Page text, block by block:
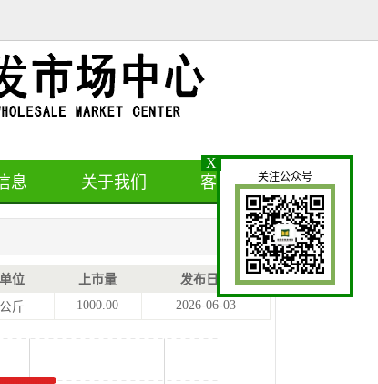
息 关于我们 客户留言
单位 上市量
发布日期
公斤 1000.00 2026-06-03
关注公众号
X